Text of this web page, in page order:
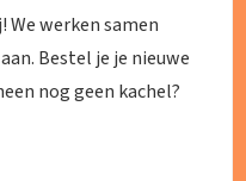
We werken samen
Bestel je je nieuwe
nog geen kachel?